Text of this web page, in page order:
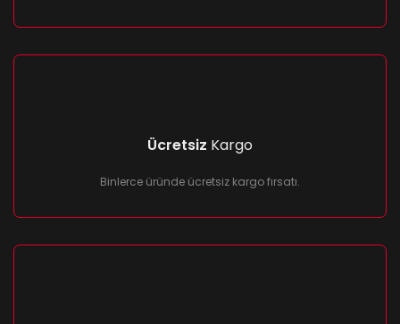
Ücretsiz Kargo
Binlerce üründe ücretsiz kargo fırsatı.